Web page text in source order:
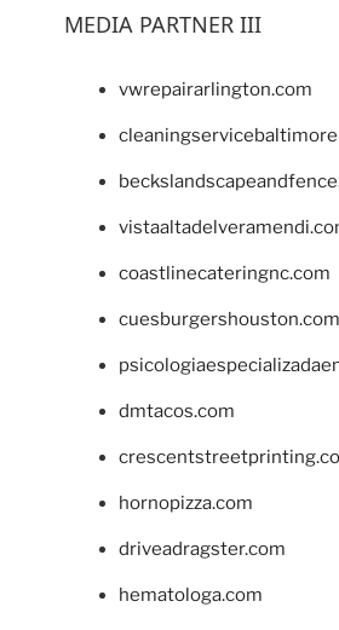
MEDIA PARTNER III
vwrepairarlington.com
coastlinecateringnc.com
cuesburgershouston.com
dmtacos.com
hornopizza.com
driveadragster.com
hematologa.com